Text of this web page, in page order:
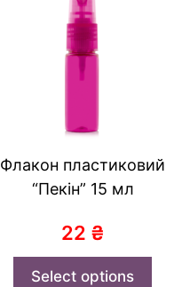
Флакон пластиковий
“Пекін” 15 мл
22 ₴
Select options